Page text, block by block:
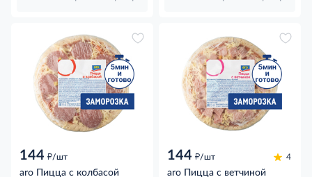
144 д/шт
aro Пицца с колбасой
144 д/шт 4
aro Пицца с ветчиной